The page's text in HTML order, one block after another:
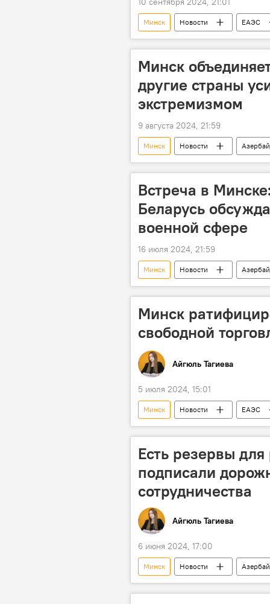
Минск Новости ЕАЭС
Рынки
Сырьевые рынки
Минск
другие страны
экстремизмом
9 августа 2024, 21:59
Минск Новости
МВД
Борьба с терроризмом
Встреча в
Беларусь
военной сфере
16 июля 2024, 21:59
Минск Новости
Военное сотрудничество
Минск
свободной
Айгюль Тагиева
5 июля 2024, 15:01
Минск Новости ЕАЭС
Ратификация соглашения
Есть резервы
подписали
сотрудничества
Айгюль Тагиева
6 июня 2024, 17:00
Минск Новости
Межправкомиссия